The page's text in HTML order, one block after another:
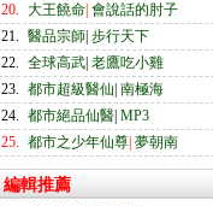
20. 大王饒命 會說話的肘子
21. 醫品宗師 步行天下
22. 全球高武 老鷹吃小雞
23. 都市超級醫仙 南極海
24. 都市絕品仙醫 MP3
25. 都市之少年仙尊 夢朝南
編輯推薦